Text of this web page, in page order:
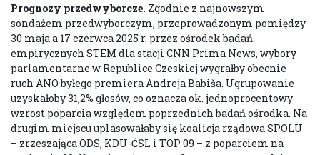
Prognozy przedwyborcze. Zgodnie z najnowszym
sondażem przedwyborczym, przeprowadzonym pomiędzy
30 maja a 17 czerwca 2025 r. przez ośrodek badań
empirycznych STEM dla stacji CNN Prima News, wybory
parlamentarne w Republice Czeskiej wygrałby obecnie
ruch ANO byłego premiera Andreja Babiša. Ugrupowanie
uzyskałoby 31,2% głosów, co oznacza ok. jednoprocentowy
wzrost poparcia względem poprzednich badań ośrodka. Na
drugim miejscu uplasowałaby się koalicja rządowa SPOLU
– zrzeszająca ODS, KDU-ČSL i TOP 09 – z poparciem na